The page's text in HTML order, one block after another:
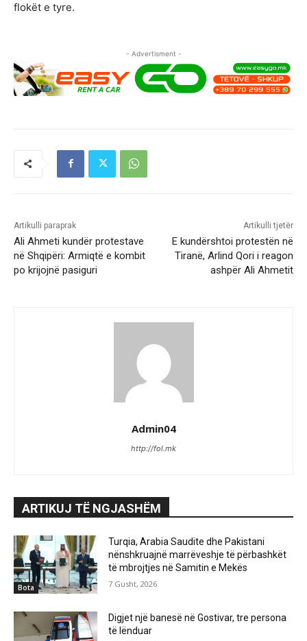
flokët e tyre.
- Advertisment -
Artikulli paraprak
Ali Ahmeti kundër protestave
në Shqipëri: Armiqtë e kombit
po krijojnë pasiguri
Artikulli tjetër
E kundërshtoi protestën në
Tiranë, Arlind Qori i reagon
ashpër Ali Ahmetit
Admin04
http://fol.mk
ARTIKUJ TË NGJASHËM
Bota
Turqia, Arabia Saudite dhe Pakistani
nënshkruajnë marrëveshje të përbashkët
të mbrojtjes në Samitin e Mekës
7 Gusht, 2026
Digjet një banesë në Gostivar, tre persona
të lënduar